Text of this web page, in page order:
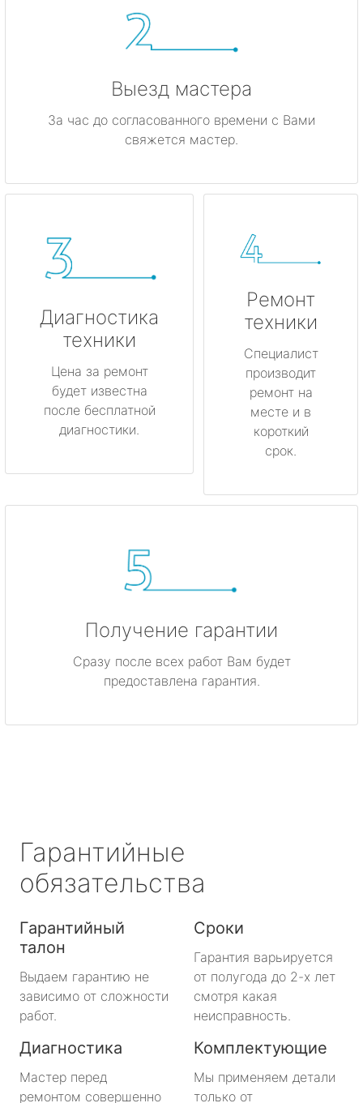
Выезд мастера
За час до согласованного времени с Вами
свяжется мастер.
Диагностика
техники
Цена за ремонт
будет известна
после бесплатной
диагностики.
Ремонт
техники
Специалист
производит
ремонт на
месте и в
короткий
срок.
Получение гарантии
Сразу после всех работ Вам будет
предоставлена гарантия.
Гарантийные
обязательства
Гарантийный
талон
Выдаем гарантию не
зависимо от сложности
работ.
Сроки
Гарантия варьируется
от полугода до 2-х лет
смотря какая
неисправность.
Диагностика
Мастер перед
ремонтом совершенно
Комплектующие
Мы применяем детали
только от